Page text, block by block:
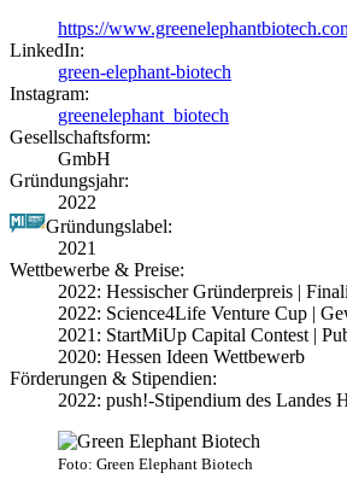
https://
LinkedIn:
green-elephant-biotech
Instagram:
greenelephant_biotech
Gesellschaftsform:
GmbH
Gründungsjahr:
2022
Gründungslabel:
2021
Wettbewerbe & Preise:
2022: Hessischer Gründerpreis |
2022: Science4Life Venture Cup |
2021: StartMiUp Capital Contest |
2020: Hessen Ideen Wettbewerb
Förderungen & Stipendien:
2022: push!-Stipendium des Landes
Foto: Green Elephant Biotech